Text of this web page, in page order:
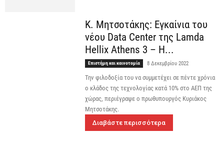
Κ. Μητσοτάκης: Εγκαίνια του
νέου Data Center της Lamda
Hellix Athens 3 – Η...
Επιστήμη και καινοτομία 8 Δεκεμβρίου 2022
Την φιλοδοξία του να συμμετέχει σε πέντε χρόνια
ο κλάδος της τεχνολογίας κατά 10% στο ΑΕΠ της
χώρας, περιέγραψε ο πρωθυπουργός Κυριάκος
Μητσοτάκης.
Διαβάστε περισσότερα